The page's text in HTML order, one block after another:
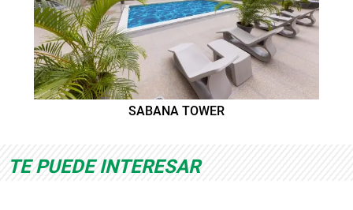
SABANA TOWER
TE PUEDE INTERESAR